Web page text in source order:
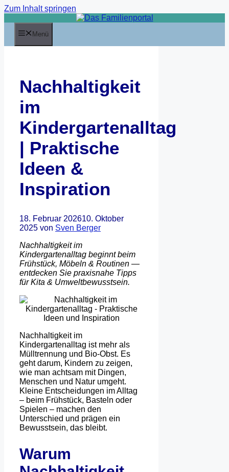
Zum Inhalt springen
Menü
Nachhaltigkeit
im
Kindergartenalltag
| Praktische
Ideen &
Inspiration
18. Februar 202610. Oktober
2025 von Sven Berger
Nachhaltigkeit im
Kindergartenalltag beginnt beim
Frühstück, Möbeln & Routinen —
entdecken Sie praxisnahe Tipps
für Kita & Umweltbewusstsein.
Nachhaltigkeit im
Kindergartenalltag ist mehr als
Mülltrennung und Bio-Obst. Es
geht darum, Kindern zu zeigen,
wie man achtsam mit Dingen,
Menschen und Natur umgeht.
Kleine Entscheidungen im Alltag
– beim Frühstück, Basteln oder
Spielen – machen den
Unterschied und prägen ein
Bewusstsein, das bleibt.
Warum